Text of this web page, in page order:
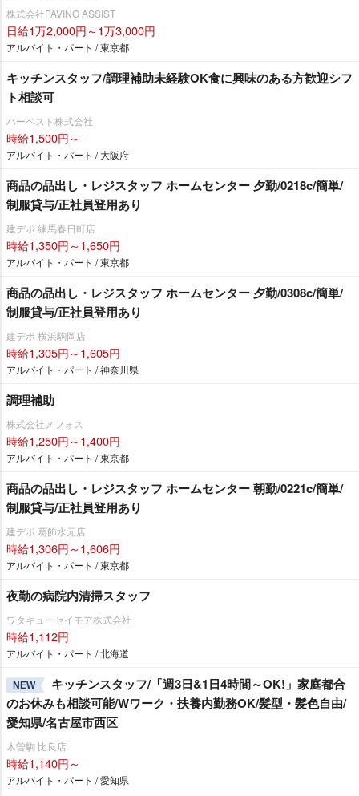
株式会社PAVING ASSIST
日給1万2,000円～1万3,000円
アルバイト・パート / 東京都
キッチンスタッフ/調理補助未経験OK食に興味のある方歓迎シフ
ト相談可
ハーベスト株式会社
時給1,500円～
アルバイト・パート / 大阪府
商品の品出し・レジスタッフ ホームセンター 夕勤/0218c/簡単/
制服貸与/正社員登用あり
建デポ 練馬春日町店
時給1,350円～1,650円
アルバイト・パート / 東京都
商品の品出し・レジスタッフ ホームセンター 夕勤/0308c/簡単/
制服貸与/正社員登用あり
建デポ 横浜駒岡店
時給1,305円～1,605円
アルバイト・パート / 神奈川県
調理補助
株式会社メフォス
時給1,250円～1,400円
アルバイト・パート / 東京都
商品の品出し・レジスタッフ ホームセンター 朝勤/0221c/簡単/
制服貸与/正社員登用あり
建デポ 葛飾水元店
時給1,306円～1,606円
アルバイト・パート / 東京都
夜勤の病院内清掃スタッフ
ワタキューセイモア株式会社
時給1,112円
アルバイト・パート / 北海道
NEW
キッチンスタッフ/「週3日&1日4時間～OK!」家庭都合
のお休みも相談可能/Wワーク・扶養内勤務OK/髪型・髪色自由/
愛知県/名古屋市西区
木曽駒 比良店
時給1,140円～
アルバイト・パート / 愛知県